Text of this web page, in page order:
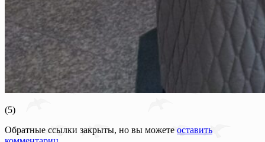
(5)
Обратные ссылки закрыты, но вы можете оставить